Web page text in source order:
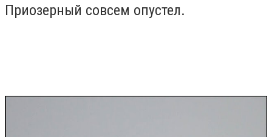
Приозерный совсем опустел.